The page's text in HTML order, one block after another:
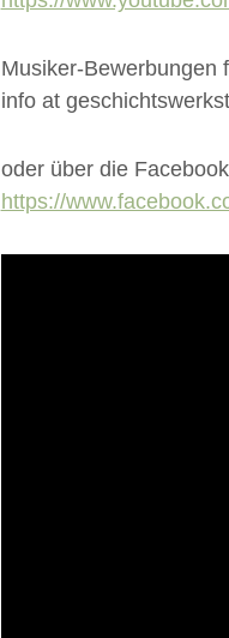
Musiker-Bewerbungen
info at
oder über die
https://